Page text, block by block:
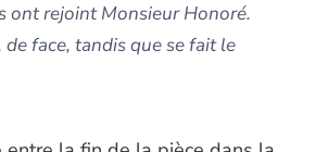
ont rejoint Monsieur Honoré.
de face, tandis que se fait le